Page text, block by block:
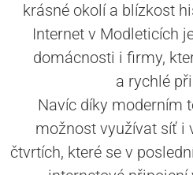
krásné okolí a blízkost
Internet v Modleticích
domácnosti i firmy,
a rychlé
Navíc díky moderním
možnost využívat síť i
čtvrtích, které se v